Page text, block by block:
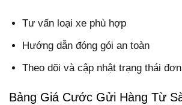
Tư vấn loại xe phù hợp
Hướng dẫn đóng gói an toàn
Theo dõi và cập nhật trạng thái
Bảng Giá Cước Gửi Hàng Từ